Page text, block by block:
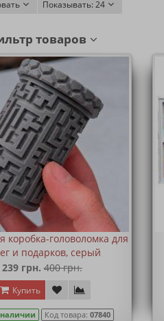
Показывать: 24
товаров
коробка-головоломка для
и подарков, серый
239 грн. 400 грн.
Купить
наличии Код товара: 07840